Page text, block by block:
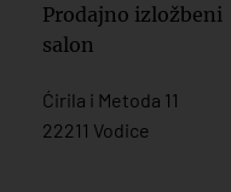
Prodajno izložbeni
salon
Ćirila i Metoda 11
22211 Vodice